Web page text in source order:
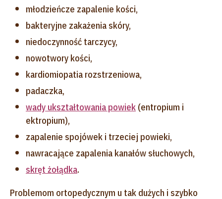
młodzieńcze zapalenie kości,
bakteryjne zakażenia skóry,
niedoczynność tarczycy,
nowotwory kości,
kardiomiopatia rozstrzeniowa,
padaczka,
wady ukształtowania powiek (entropium i
ektropium),
zapalenie spojówek i trzeciej powieki,
nawracające zapalenia kanałów słuchowych,
skręt żołądka.
Problemom ortopedycznym u tak dużych i szybko